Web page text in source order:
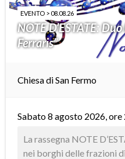
EVENTO > 08.08.26
NOTE D’ESTATE:
Ferraris”
Chiesa di San Fermo
Sabato 8 agosto 2026, ore
La rassegna NOTE
nei borghi delle frazioni